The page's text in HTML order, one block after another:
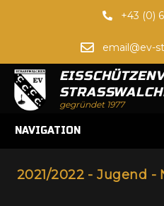
+43 (0)
email@ev-
gegründet 1977
NAVIGATION
2021/2022 - Jugend -